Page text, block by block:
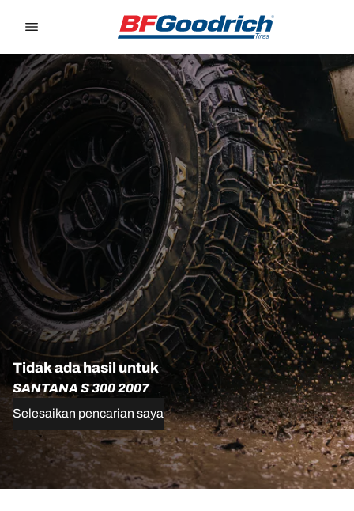
Tidak ada hasil untuk
SANTANA S 300 2007
Selesaikan pencarian saya